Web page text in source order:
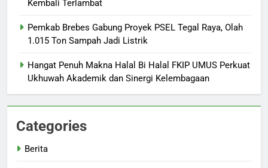
Kembali Terlambat
Pemkab Brebes Gabung Proyek PSEL Tegal Raya, Olah
1.015 Ton Sampah Jadi Listrik
Hangat Penuh Makna Halal Bi Halal FKIP UMUS Perkuat
Ukhuwah Akademik dan Sinergi Kelembagaan
Categories
Berita